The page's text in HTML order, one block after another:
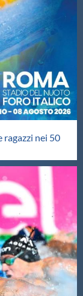
ragazzi nei 50